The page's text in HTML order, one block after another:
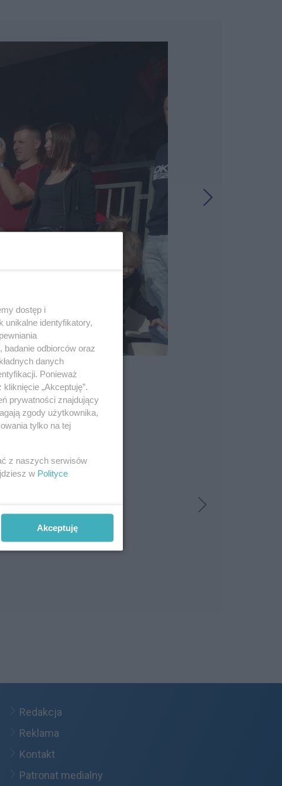
Redakcja
Reklama
Kontakt
Patronat medialny
dostęp i
unikalne identyfikatory,
odbiorców oraz
danych
Ponieważ
„Akceptuję”.
prywatności znajdujący
zgody użytkownika,
tylko na tej
z naszych serwisów
w Polityce
Akceptuję